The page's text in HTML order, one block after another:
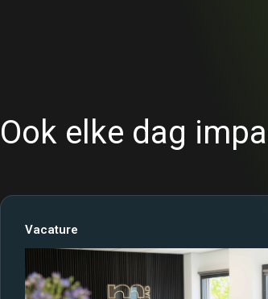
Ook elke dag
Vacature